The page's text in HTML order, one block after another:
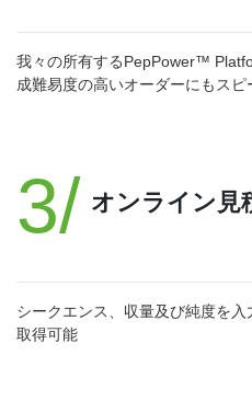
我々の所有するPepPower™
成難易度の高いオーダーにもス
3/ オンライン見
シークエンス、収量及び純度を
取得可能